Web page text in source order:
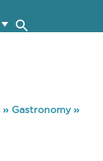
» Gastronomy»